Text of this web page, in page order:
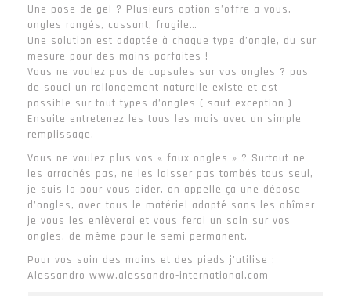
Une pose de gel ? Plusieurs option s’offre a vous,
ongles rongés, cassant, fragile…
Une solution est adaptée à chaque type d’ongle, du sur
mesure pour des mains parfaites !
Vous ne voulez pas de capsules sur vos ongles ? pas
de souci un rallongement naturelle existe et est
possible sur tout types d’ongles ( sauf exception )
Ensuite entretenez les tous les mois avec un simple
remplissage.
Vous ne voulez plus vos « faux ongles » ? Surtout ne
les arrachés pas, ne les laisser pas tombés tous seul,
je suis la pour vous aider, on appelle ça une dépose
d’ongles, avec tous le matériel adapté sans les abîmer
je vous les enlèverai et vous ferai un soin sur vos
ongles, de même pour le semi-permanent.
Pour vos soin des mains et des pieds j’utilise :
Alessandro www.alessandro-international.com